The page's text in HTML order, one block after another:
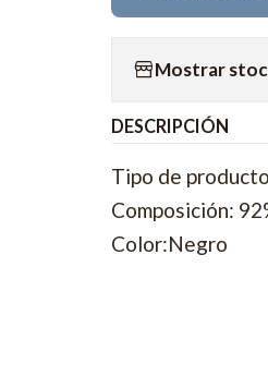
Mostrar
DESCRIPCIÓN
Tipo de
Composición:
Color:Negro